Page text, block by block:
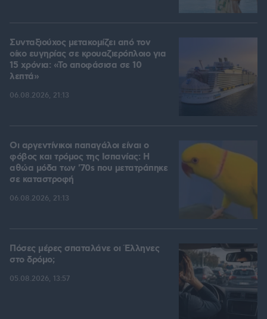
Συνταξιούχος μετακομίζει από τον
οίκο ευγηρίας σε κρουαζιερόπλοιο για
15 χρόνια: «Το αποφάσισα σε 10
λεπτά»
06.08.2026, 21:13
Οι αργεντίνικοι παπαγάλοι είναι ο
φόβος και τρόμος της Ισπανίας: Η
αθώα μόδα των '70s που μετατράπηκε
σε καταστροφή
06.08.2026, 21:13
Πόσες μέρες σπαταλάνε οι Έλληνες
στο δρόμο;
05.08.2026, 13:57